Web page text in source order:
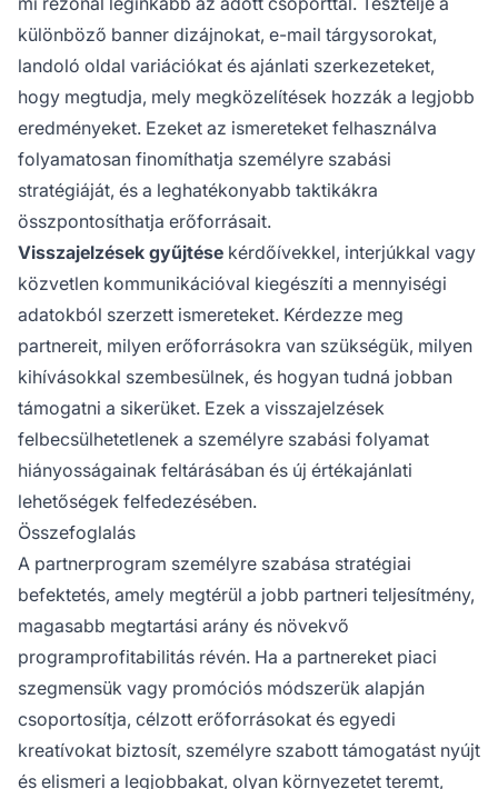
különböző banner dizájnokat, e-mail tárgysorokat,
landoló oldal variációkat és ajánlati szerkezeteket,
hogy megtudja, mely megközelítések hozzák a legjobb
eredményeket. Ezeket az ismereteket felhasználva
folyamatosan finomíthatja személyre szabási
stratégiáját, és a leghatékonyabb taktikákra
összpontosíthatja erőforrásait.
Visszajelzések gyűjtése kérdőívekkel, interjúkkal vagy
közvetlen kommunikációval kiegészíti a mennyiségi
adatokból szerzett ismereteket. Kérdezze meg
partnereit, milyen erőforrásokra van szükségük, milyen
kihívásokkal szembesülnek, és hogyan tudná jobban
támogatni a sikerüket. Ezek a visszajelzések
felbecsülhetetlenek a személyre szabási folyamat
hiányosságainak feltárásában és új értékajánlati
lehetőségek felfedezésében.
Összefoglalás
A partnerprogram személyre szabása stratégiai
befektetés, amely megtérül a jobb partneri teljesítmény,
magasabb megtartási arány és növekvő
programprofitabilitás révén. Ha a partnereket piaci
szegmensük vagy promóciós módszerük alapján
csoportosítja, célzott erőforrásokat és egyedi
kreatívokat biztosít, személyre szabott támogatást nyújt
és elismeri a legjobbakat, olyan környezetet teremt,